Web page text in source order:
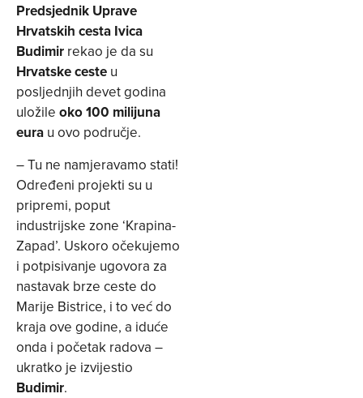
Predsjednik Uprave
Hrvatskih cesta Ivica
Budimir rekao je da su
Hrvatske ceste u
posljednjih devet godina
uložile oko 100 milijuna
eura u ovo područje.
– Tu ne namjeravamo stati!
Određeni projekti su u
pripremi, poput
industrijske zone ‘Krapina-
Zapad’. Uskoro očekujemo
i potpisivanje ugovora za
nastavak brze ceste do
Marije Bistrice, i to već do
kraja ove godine, a iduće
onda i početak radova –
ukratko je izvijestio
Budimir.